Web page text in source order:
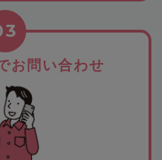
お問い合わせ